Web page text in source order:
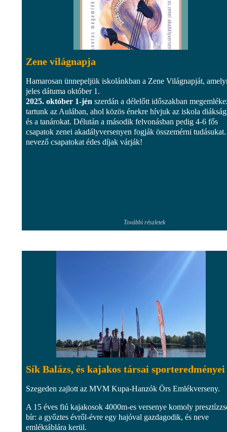
Zene világnapja
Hamarosan ünnepeljük iskolánkban a Zene Világnapját,
jeles dátuma október 1.
2025. október 1-jén szerdán a délelőtt időszakban
tartunk az Aulában, ahol közös énekre hívjuk az iskola
és a tanárokat. Délután a második felvonásban pedig 4-6 fős
csapatok zenei akadályversenyen fogják összemérni
nevező csapatokat édes díjak várják!
További részletek
Sík Balázs, és kajakos társai sporteredményei
Szegeden zajlott az MVM Kupa-Hanzók Örs Emlékverseny.
A 15 éves fiú kajakosok 4000m-es versenye komoly
bír: a győztes évről-évre egy hajóval gazdagodik, és neve
emléktáblára kerül.